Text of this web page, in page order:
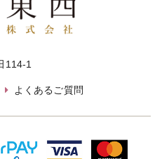
114-1
よくあるご質問